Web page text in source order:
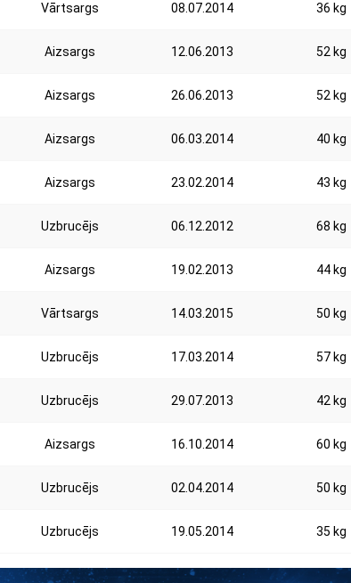
Vārtsargs 08.07.2014 36 kg
Aizsargs 12.06.2013 52 kg
Aizsargs 26.06.2013 52 kg
Aizsargs 06.03.2014 40 kg
Aizsargs 23.02.2014 43 kg
Uzbrucējs 06.12.2012 68 kg
Aizsargs 19.02.2013 44 kg
Vārtsargs 14.03.2015 50 kg
Uzbrucējs 17.03.2014 57 kg
Uzbrucējs 29.07.2013 42 kg
Aizsargs 16.10.2014 60 kg
Uzbrucējs 02.04.2014 50 kg
Uzbrucējs 19.05.2014 35 kg